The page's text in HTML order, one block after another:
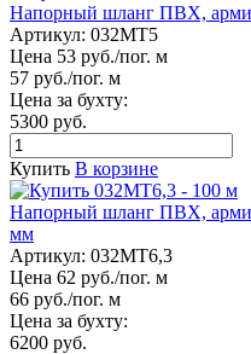
Напорный шланг ПВХ,
Артикул: 032МТ5
Цена 53 руб./пог. м
57 руб./пог. м
Цена за бухту:
5300 руб.
Купить В корзине
Напорный шланг ПВХ,
мм
Артикул: 032МТ6,3
Цена 62 руб./пог. м
66 руб./пог. м
Цена за бухту:
6200 руб.